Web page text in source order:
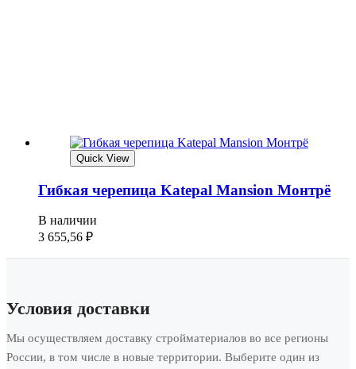
Quick View
Гибкая черепица Katepal Mansion Монтрё
В наличии
3 655,56 ₽
Условия доставки
Мы осуществляем доставку стройматериалов во все регионы
России, в том числе в новые территории. Выберите один из